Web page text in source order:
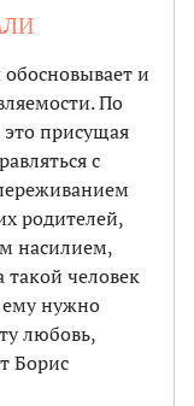
и
По
присущая
с
родителей,
насилием,
человек
ему нужно
любовь,
Борис